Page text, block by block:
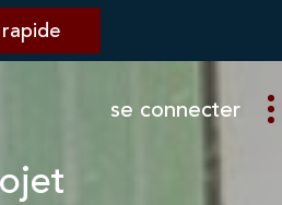
se connecter